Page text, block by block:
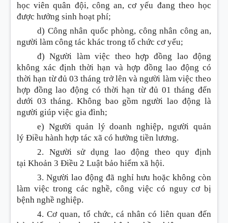
học viên quân đội, công an, cơ yếu đang theo học
được hưởng sinh hoạt phí;
d) Công nhân quốc phòng, công nhân công an,
người làm công tác khác trong tổ chức cơ yếu;
đ) Người làm việc theo hợp đồng lao động
không xác định thời hạn và hợp đồng lao động có
thời hạn từ đủ 03 tháng trở lên và người làm việc theo
hợp đồng lao động có thời hạn từ đủ 01 tháng đến
dưới 03 tháng. Không bao gồm người lao động là
người giúp việc gia đình;
e) Người quản lý doanh nghiệp, người quản
lý Điều hành hợp tác xã có hưởng tiền lương.
2. Người sử dụng lao động theo quy định
tại Khoản 3 Điều 2 Luật bảo hiểm xã hội.
3. Người lao động đã nghỉ hưu hoặc không còn
làm việc trong các nghề, công việc có nguy cơ bị
bệnh nghề nghiệp.
4. Cơ quan, tổ chức, cá nhân có liên quan đến